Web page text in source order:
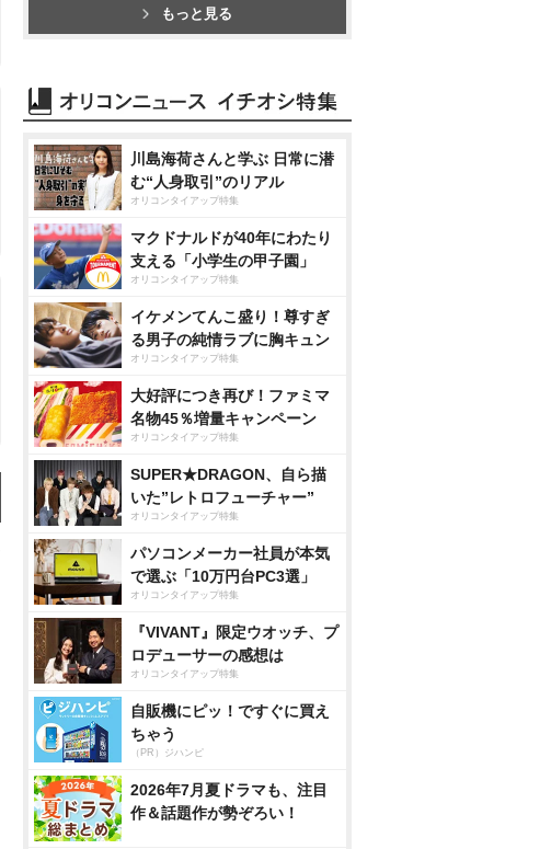
もっと見る
川島海荷さんと学ぶ 日常に潜
む“人身取引”のリアル
オリコンタイアップ特集
マクドナルドが40年にわたり
支える「小学生の甲子園」
オリコンタイアップ特集
イケメンてんこ盛り！尊すぎ
る男子の純情ラブに胸キュン
オリコンタイアップ特集
大好評につき再び！ファミマ
名物45％増量キャンペーン
オリコンタイアップ特集
SUPER★DRAGON、自ら描
いた”レトロフューチャー”
オリコンタイアップ特集
パソコンメーカー社員が本気
で選ぶ「10万円台PC3選」
オリコンタイアップ特集
『VIVANT』限定ウオッチ、プ
ロデューサーの感想は
オリコンタイアップ特集
自販機にピッ！ですぐに買え
ちゃう
（PR）ジハンピ
2026年7月夏ドラマも、注目
作＆話題作が勢ぞろい！